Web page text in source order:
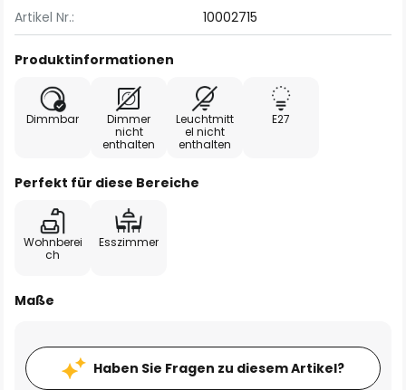
Artikel Nr.: 10002715
Produktinformationen
Dimmbar
Dimmer
nicht
enthalten
Leuchtmitt
el nicht
enthalten
E27
Perfekt für diese Bereiche
Wohnberei
ch
Esszimmer
Maße
Haben Sie Fragen zu diesem Artikel?